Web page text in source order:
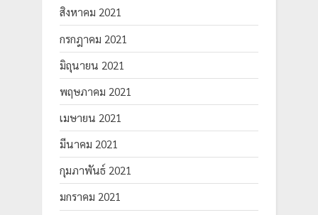
สิงหาคม 2021
กรกฎาคม 2021
มิถุนายน 2021
พฤษภาคม 2021
เมษายน 2021
มีนาคม 2021
กุมภาพันธ์ 2021
มกราคม 2021